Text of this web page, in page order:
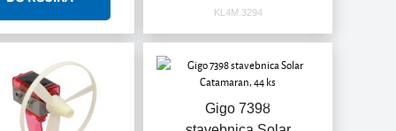
KL4M.3294
Gigo 7398Akcia